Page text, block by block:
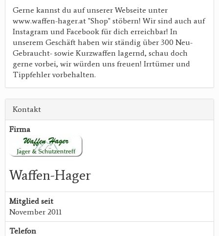
Gerne kannst du auf unserer Webseite unter
www.waffen-hager.at "Shop" stöbern! Wir sind auch auf
Instagram und Facebook für dich erreichbar! In
unserem Geschäft haben wir ständig über 300 Neu-
Gebraucht- sowie Kurzwaffen lagernd, schau doch
gerne vorbei, wir würden uns freuen! Irrtümer und
Tippfehler vorbehalten.
Kontakt
Firma
Waffen-Hager
Mitglied seit
November 2011
Telefon